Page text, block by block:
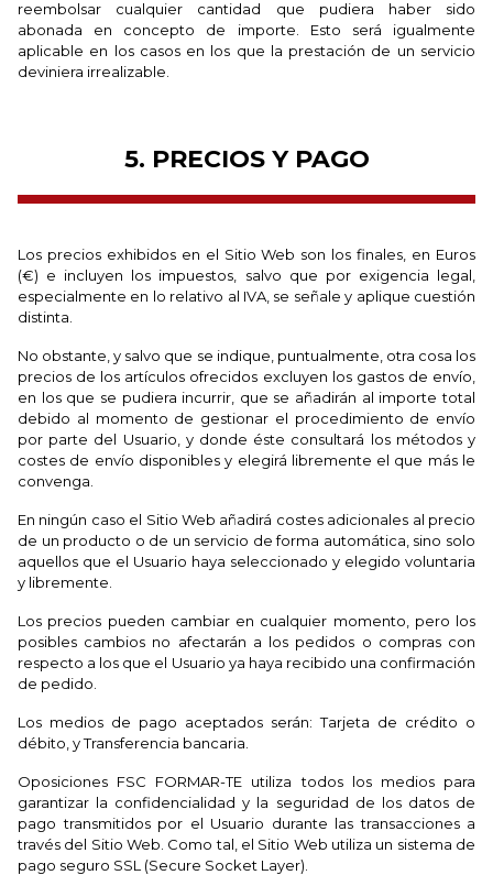
reembolsar cualquier cantidad que pudiera haber sido
abonada en concepto de importe. Esto será igualmente
aplicable en los casos en los que la prestación de un servicio
deviniera irrealizable.
5. PRECIOS Y PAGO
Los precios exhibidos en el Sitio Web son los finales, en Euros
(€) e incluyen los impuestos, salvo que por exigencia legal,
especialmente en lo relativo al IVA, se señale y aplique cuestión
distinta.
No obstante, y salvo que se indique, puntualmente, otra cosa los
precios de los artículos ofrecidos excluyen los gastos de envío,
en los que se pudiera incurrir, que se añadirán al importe total
debido al momento de gestionar el procedimiento de envío
por parte del Usuario, y donde éste consultará los métodos y
costes de envío disponibles y elegirá libremente el que más le
convenga.
En ningún caso el Sitio Web añadirá costes adicionales al precio
de un producto o de un servicio de forma automática, sino solo
aquellos que el Usuario haya seleccionado y elegido voluntaria
y libremente.
Los precios pueden cambiar en cualquier momento, pero los
posibles cambios no afectarán a los pedidos o compras con
respecto a los que el Usuario ya haya recibido una confirmación
de pedido.
Los medios de pago aceptados serán: Tarjeta de crédito o
débito, y Transferencia bancaria.
Oposiciones FSC FORMAR-TE utiliza todos los medios para
garantizar la confidencialidad y la seguridad de los datos de
pago transmitidos por el Usuario durante las transacciones a
través del Sitio Web. Como tal, el Sitio Web utiliza un sistema de
pago seguro SSL (Secure Socket Layer).